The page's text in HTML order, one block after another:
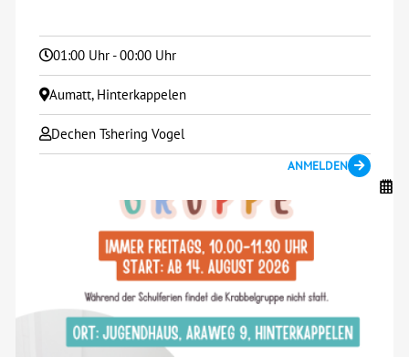
01:00 Uhr - 00:00 Uhr
Aumatt, Hinterkappelen
Dechen Tshering Vogel
ANMELDEN